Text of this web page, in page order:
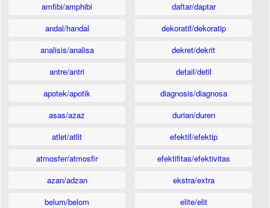
amfibi/amphibi
andal/handal
analisis/analisa
antre/antri
apotek/apotik
asas/azaz
atlet/atlit
atmosfer/atmosfir
azan/adzan
belum/belom
daftar/daptar
dekoratif/dekoratip
dekret/dekrit
detail/detil
diagnosis/diagnosa
durian/duren
efektif/efektip
efektifitas/efektivitas
ekstra/extra
elite/elit